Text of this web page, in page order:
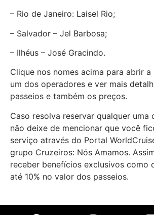
– Rio de Janeiro: Laisel Rio;
– Salvador – Jel Barbosa;
– Ilhéus – José Gracindo.
Clique nos nomes acima para abrir
um dos operadores e ver mais
passeios e também os preços.
Caso resolva reservar qualquer uma
não deixe de mencionar que você
serviço através do Portal
grupo Cruzeiros: Nós Amamos.
receber benefícios exclusivos como
até 10% no valor dos passeios.